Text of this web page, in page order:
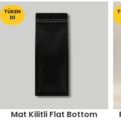
TÜKEN
DI
Mat Kilitli Flat Bottom